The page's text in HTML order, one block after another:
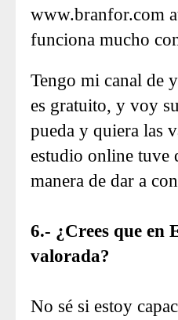
www.branfor.com
funciona mucho
Tengo mi canal de
es gratuito, y voy
pueda y quiera las
estudio online tuve
manera de dar a
6.- ¿Crees que en
valorada?
No sé si estoy